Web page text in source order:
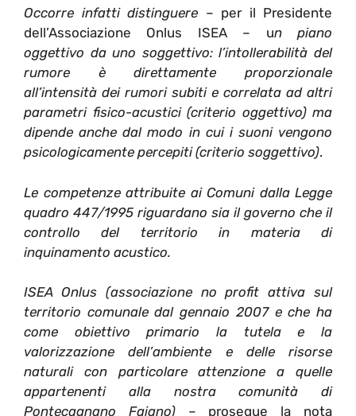
Occorre infatti distinguere – per il Presidente
dell’Associazione Onlus ISEA – un piano
oggettivo da uno soggettivo: l’intollerabilità del
rumore è direttamente proporzionale
all’intensità dei rumori subiti e correlata ad altri
parametri fisico-acustici (criterio oggettivo) ma
dipende anche dal modo in cui i suoni vengono
psicologicamente percepiti (criterio soggettivo).
Le competenze attribuite ai Comuni dalla Legge
quadro 447/1995 riguardano sia il governo che il
controllo del territorio in materia di
inquinamento acustico.
ISEA Onlus (associazione no profit attiva sul
territorio comunale dal gennaio 2007 e che ha
come obiettivo primario la tutela e la
valorizzazione dell’ambiente e delle risorse
naturali con particolare attenzione a quelle
appartenenti alla nostra comunità di
Pontecagnano Faiano)– prosegue la nota